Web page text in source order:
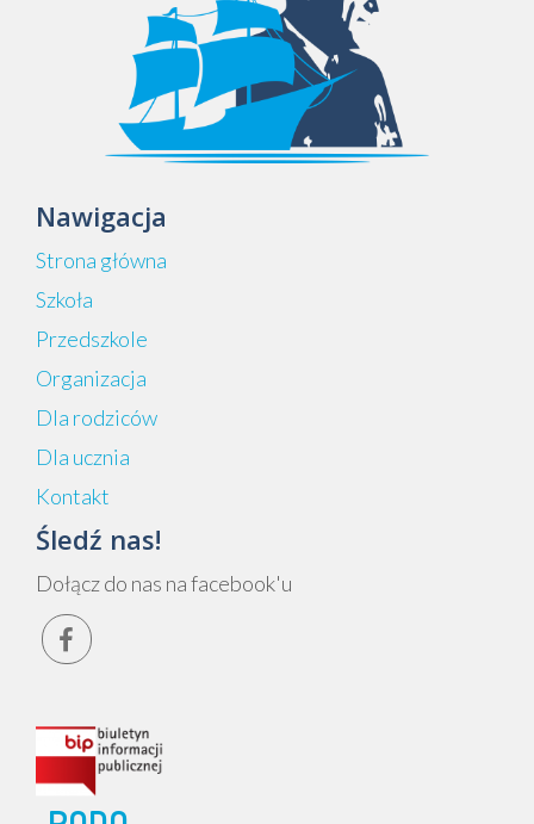
Nawigacja
Strona główna
Szkoła
Przedszkole
Organizacja
Dla rodziców
Dla ucznia
Kontakt
Śledź nas!
Dołącz do nas na facebook'u
